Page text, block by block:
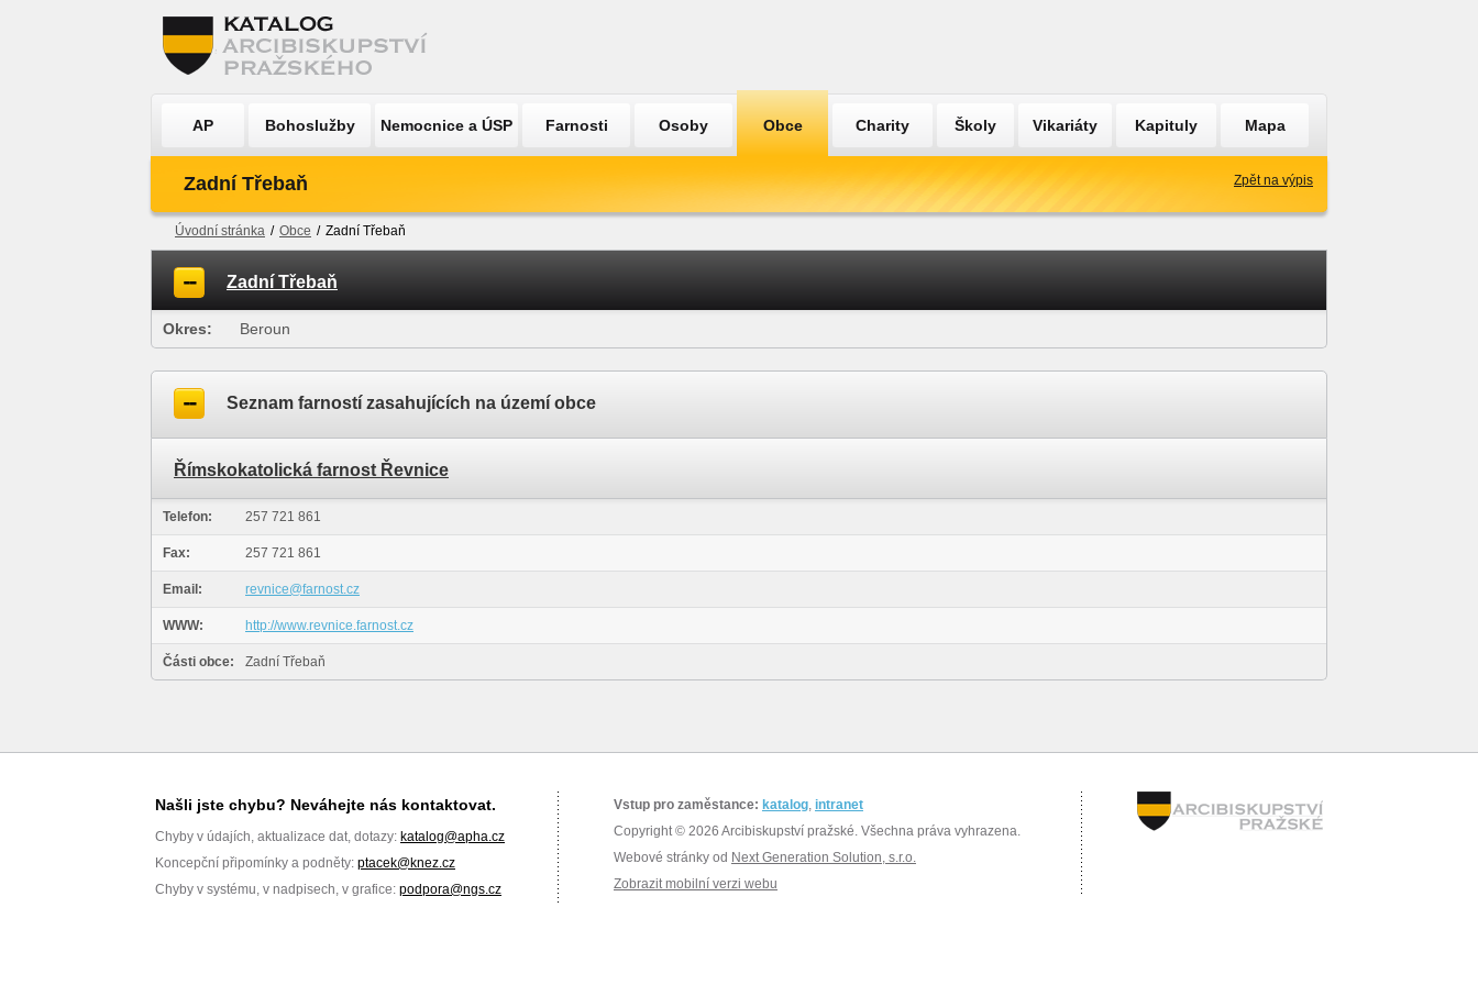
AP Bohoslužby Nemocnice a ÚSP Farnosti Osoby Obce Charity Školy Vikariáty Kapituly Mapa
Zadní Třebaň Zpět na výpis
Úvodní stránka / Obce / Zadní Třebaň
Zadní Třebaň
Okres: Beroun
Seznam farností zasahujících na území obce
Římskokatolická farnost Řevnice
Telefon: 257 721 861
Fax: 257 721 861
Email: revnice@farnost.cz
WWW: http://www.revnice.farnost.cz
Části obce: Zadní Třebaň
Našli jste chybu? Neváhejte nás kontaktovat.
Chyby v údajích, aktualizace dat, dotazy: katalog@apha.cz
Koncepční připomínky a podněty: ptacek@knez.cz
Chyby v systému, v nadpisech, v grafice: podpora@ngs.cz
Vstup pro zaměstance: katalog, intranet
Copyright © 2026 Arcibiskupství pražské. Všechna práva vyhrazena.
Webové stránky od Next Generation Solution, s.r.o.
Zobrazit mobilní verzi webu